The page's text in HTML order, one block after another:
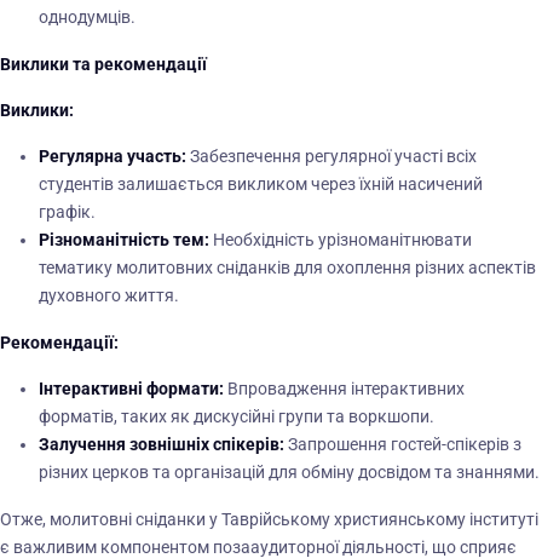
однодумців.
Виклики та рекомендації
Виклики:
Регулярна участь: Забезпечення регулярної участі всіх
студентів залишається викликом через їхній насичений
графік.
Різноманітність тем: Необхідність урізноманітнювати
тематику молитовних сніданків для охоплення різних аспектів
духовного життя.
Рекомендації:
Інтерактивні формати: Впровадження інтерактивних
форматів, таких як дискусійні групи та воркшопи.
Залучення зовнішніх спікерів: Запрошення гостей-спікерів з
різних церков та організацій для обміну досвідом та знаннями.
Отже, молитовні сніданки у Таврійському християнському інституті
є важливим компонентом позааудиторної діяльності, що сприяє